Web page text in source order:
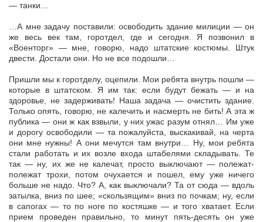
— танки…
…А мне задачу поставили: освободить здание милиции — он
же весь век там, горотдел, где и сегодня. Я позвонил в
«Военторг» — мне, говорю, надо штатские костюмы. Штук
двести. Достали они. Но не все подошли…
Пришли мы к горотделу, оцепили. Мои ребята внутрь пошли —
которые в штатском. Я им так: если будут бежать — и на
здоровье, не задерживать! Наша задача — очистить здание.
Только опять, говорю, не калечить и насмерть не бить! А эта ж
публика — они ж как взвыли, у них ужас разум отнял… Им уже
и дорогу освободили — та пожалуйста, выскакивай, на черта
они мне нужны! А они мечутся там внутри… Ну, мои ребята
стали работать и их возле входа штабелями складывать. Те
так — ну, их же не калечат, просто выключают — полежат-
полежат трохи, потом очухается и пошел, ему уже ничего
больше не надо. Что? А, как выключали? Та от сюда — вдоль
затылка, вниз по шее; «скользящим» вниз по почкам; ну, если
в сапогах — то по ноге по костяшке — и того хватает. Если
прием проведен правильно, то минут пять-десять он уже